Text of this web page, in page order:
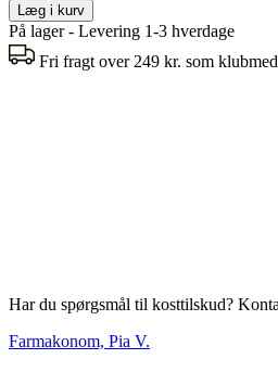
Læg i kurv
På lager - Levering 1-3 hverdage
Fri fragt over 249 kr. som
Har du spørgsmål til kosttilskud?
Farmakonom, Pia V.